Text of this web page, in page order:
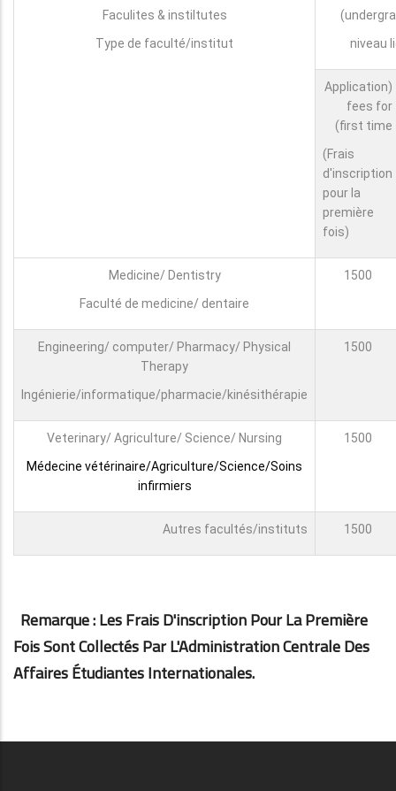
Faculites & instiltutes
Type de faculté/institut
niveau
(Application
fees for
first time)
(Frais
d'inscription
pour la
première
fois)
Medicine/ Dentistry
Faculté de medicine/ dentaire
1500
Engineering/ computer/ Pharmacy/ Physical
Therapy
Ingénierie/informatique/pharmacie/kinésithérapie
1500
Veterinary/ Agriculture/ Science/ Nursing
Médecine vétérinaire/Agriculture/Science/Soins
infirmiers
1500
Autres facultés/instituts 1500
Remarque : Les Frais D'inscription Pour La Première
Fois Sont Collectés Par L'Administration Centrale Des
Affaires Étudiantes Internationales.